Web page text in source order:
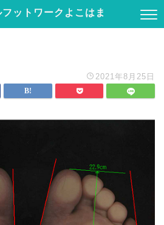
ットワークよこはま
2021年8月25日